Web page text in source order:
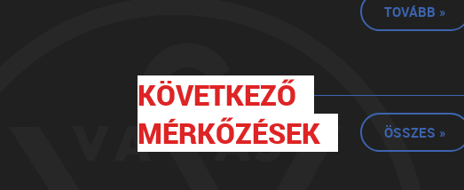
TOVÁBB »
KÖVETKEZŐ
MÉRKŐZÉSEK
ÖSSZES »